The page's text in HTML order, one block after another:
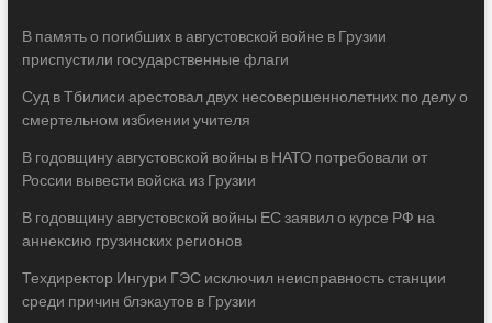
В память о погибших в августовской войне в Грузии
приспустили государственные флаги
Суд в Тбилиси арестовал двух несовершеннолетних по делу о
смертельном избиении учителя
В годовщину августовской войны в НАТО потребовали от
России вывести войска из Грузии
В годовщину августовской войны ЕС заявил о курсе РФ на
аннексию грузинских регионов
Техдиректор Ингури ГЭС исключил неисправность станции
среди причин блэкаутов в Грузии